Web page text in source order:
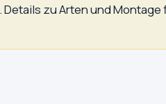
zu Arten und Montage